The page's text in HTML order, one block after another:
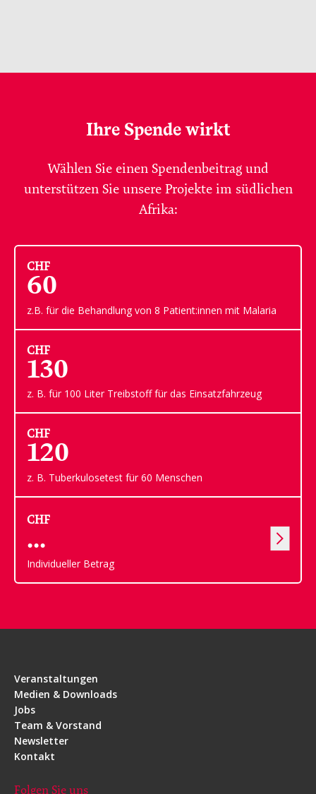
Ihre Spende wirkt
Wählen Sie einen Spendenbeitrag und
unterstützen Sie unsere Projekte im südlichen
Afrika:
CHF
60
z.B. für die Behandlung von 8 Patient:innen mit Malaria
CHF
130
z. B. für 100 Liter Treibstoff für das Einsatzfahrzeug
CHF
120
z. B. Tuberkulosetest für 60 Menschen
CHF
Individueller Betrag
Veranstaltungen
Medien & Downloads
Jobs
Team & Vorstand
Newsletter
Kontakt
Folgen Sie uns